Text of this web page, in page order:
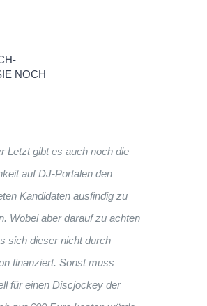
NOCH
Letzt gibt es auch noch die
auf DJ-Portalen den
Kandidaten ausfindig zu
Wobei aber darauf zu achten
sich dieser nicht durch
finanziert. Sonst muss
für einen Discjockey der